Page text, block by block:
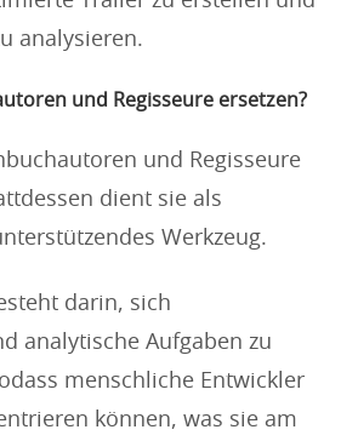
analysieren.
und Regisseure ersetzen?
und Regisseure
dient sie als
Werkzeug.
darin, sich
analytische Aufgaben zu
menschliche Entwickler
können, was sie am